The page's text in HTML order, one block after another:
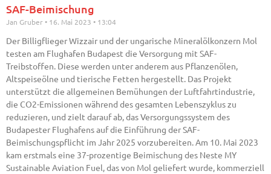
SAF-Beimischung
Jan Gruber 16. Mai 2023 13:04
Der Billigflieger Wizzair und der ungarische Mineralölkonzern Mol
testen am Flughafen Budapest die Versorgung mit SAF-
Treibstoffen. Diese werden unter anderem aus Pflanzenölen,
Altspeiseölne und tierische Fetten hergestellt. Das Projekt
unterstützt die allgemeinen Bemühungen der Luftfahrtindustrie,
die CO2-Emissionen während des gesamten Lebenszyklus zu
reduzieren, und zielt darauf ab, das Versorgungssystem des
Budapester Flughafens auf die Einführung der SAF-
Beimischungspflicht im Jahr 2025 vorzubereiten. Am 10. Mai 2023
kam erstmals eine 37-prozentige Beimischung des Neste MY
Sustainable Aviation Fuel, das von Mol geliefert wurde, kommerziell